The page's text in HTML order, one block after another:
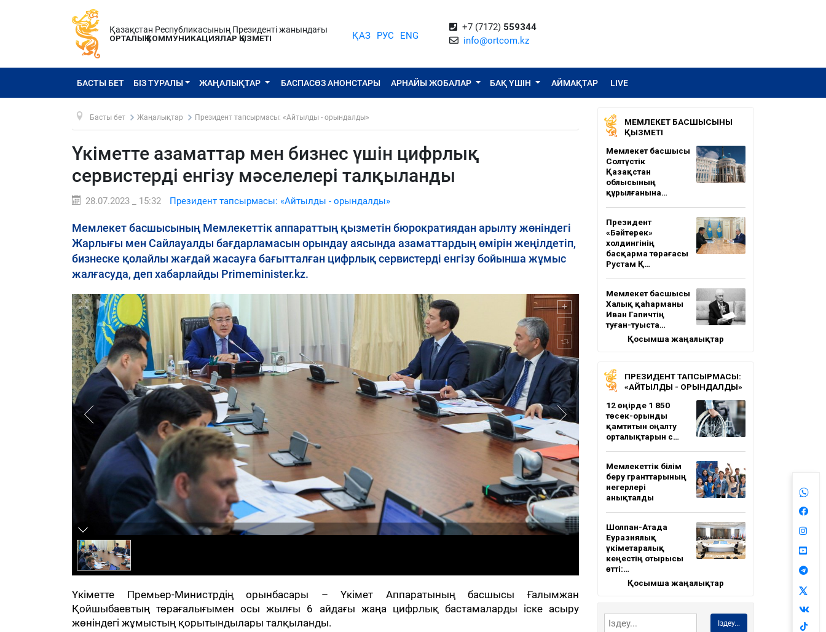
Қазақстан Республикасының Президенті жанындағы
ОРТАЛЫҚ КОММУНИКАЦИЯЛАР ҚЫЗМЕТІ
ҚАЗ РУС ENG
+7 (7172) 559344
info@ortcom.kz
БАСТЫ БЕТ БІЗ ТУРАЛЫ ЖАҢАЛЫҚТАР БАСПАСӨЗ АНОНСТАРЫ АРНАЙЫ ЖОБАЛАР БАҚ ҮШІН АЙМАҚТАР LIVE
Басты бет Жаңалықтар Президент тапсырмасы: «Айтылды - орындалды»
Үкіметте азаматтар мен бизнес үшін цифрлық
сервистерді енгізу мәселелері талқыланды
28.07.2023 _ 15:32 Президент тапсырмасы: «Айтылды - орындалды»
Мемлекет басшысының Мемлекеттік аппараттың қызметін бюрократиядан арылту жөніндегі
Жарлығы мен Сайлауалды бағдарламасын орындау аясында азаматтардың өмірін жеңілдетіп,
бизнеске қолайлы жағдай жасауға бағытталған цифрлық сервистерді енгізу бойынша жұмыс
жалғасуда, деп хабарлайды Primeminister.kz.
Үкіметте Премьер-Министрдің орынбасары – Үкімет Аппаратының басшысы Ғалымжан
Қойшыбаевтың төрағалығымен осы жылғы 6 айдағы жаңа цифрлық бастамаларды іске асыру
жөніндегі жұмыстың қорытындылары талқыланды.
МЕМЛЕКЕТ БАСШЫСЫНЫҢ
ҚЫЗМЕТІ
Мемлекет басшысы
Солтүстік
Қазақстан
облысының
құрылғанына…
Президент
«Бәйтерек»
холдингінің
басқарма төрағасы
Рустам Қ…
Мемлекет басшысы
Халық қаһарманы
Иван Гапичтің
туған-туыста…
Қосымша жаңалықтар
ПРЕЗИДЕНТ ТАПСЫРМАСЫ:
«АЙТЫЛДЫ - ОРЫНДАЛДЫ»
12 өңірде 1 850
төсек-орынды
қамтитын оңалту
орталықтарын с…
Мемлекеттік білім
беру гранттарының
иегерлері
анықталды
Шолпан-Атада
Еуразиялық
үкіметаралық
кеңестің отырысы
өтті:…
Қосымша жаңалықтар
Іздеу...